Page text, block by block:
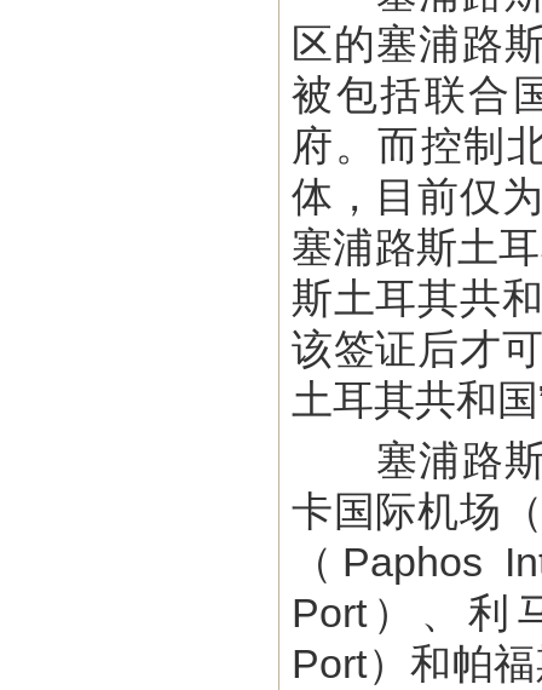
区的塞浦路
被包括联合
府。而控制
体，目前仅
塞浦路斯土
斯土耳其共
该签证后才
土耳其共和
塞浦路斯
卡国际机场
（Paphos
Port）、利
Port）和帕